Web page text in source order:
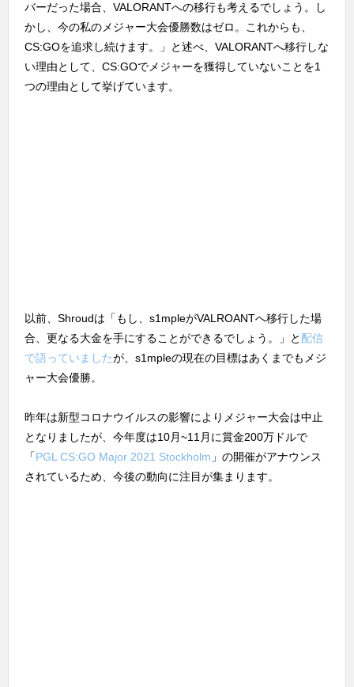
バーだった場合、VALORANTへの移行も考えるでしょう。し
かし、今の私のメジャー大会優勝数はゼロ。これからも、
CS:GOを追求し続けます。」と述べ、VALORANTへ移行しな
い理由として、CS:GOでメジャーを獲得していないことを1
つの理由として挙げています。
以前、Shroudは「もし、s1mpleがVALROANTへ移行した場
合、更なる大金を手にすることができるでしょう。」と配信
で語っていましたが、s1mpleの現在の目標はあくまでもメジ
ャー大会優勝。
昨年は新型コロナウイルスの影響によりメジャー大会は中止
となりましたが、今年度は10月~11月に賞金200万ドルで
「PGL CS:GO Major 2021 Stockholm 」の開催がアナウンス
されているため、今後の動向に注目が集まります。